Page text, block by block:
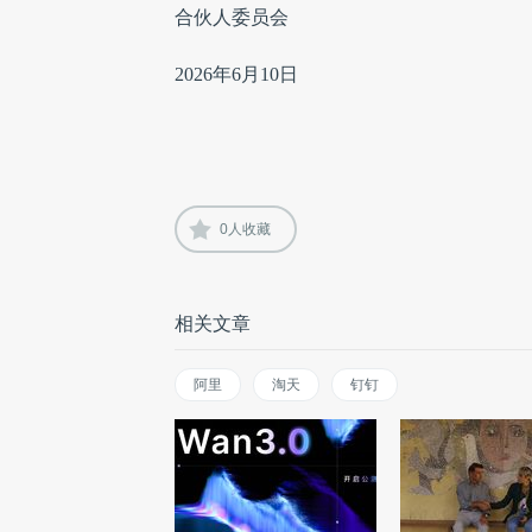
合伙人委员会
2026年6月10日
0人收藏
相关文章
阿里 淘天 钉钉